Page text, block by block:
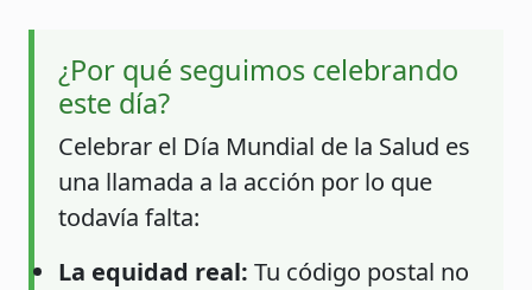
¿Por qué seguimos celebrando
este día?
Celebrar el Día Mundial de la Salud es
una llamada a la acción por lo que
todavía falta:
La equidad real: Tu código postal no